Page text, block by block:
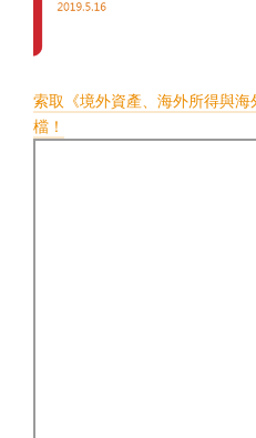
索取《境外資產、海外所得與
檔！